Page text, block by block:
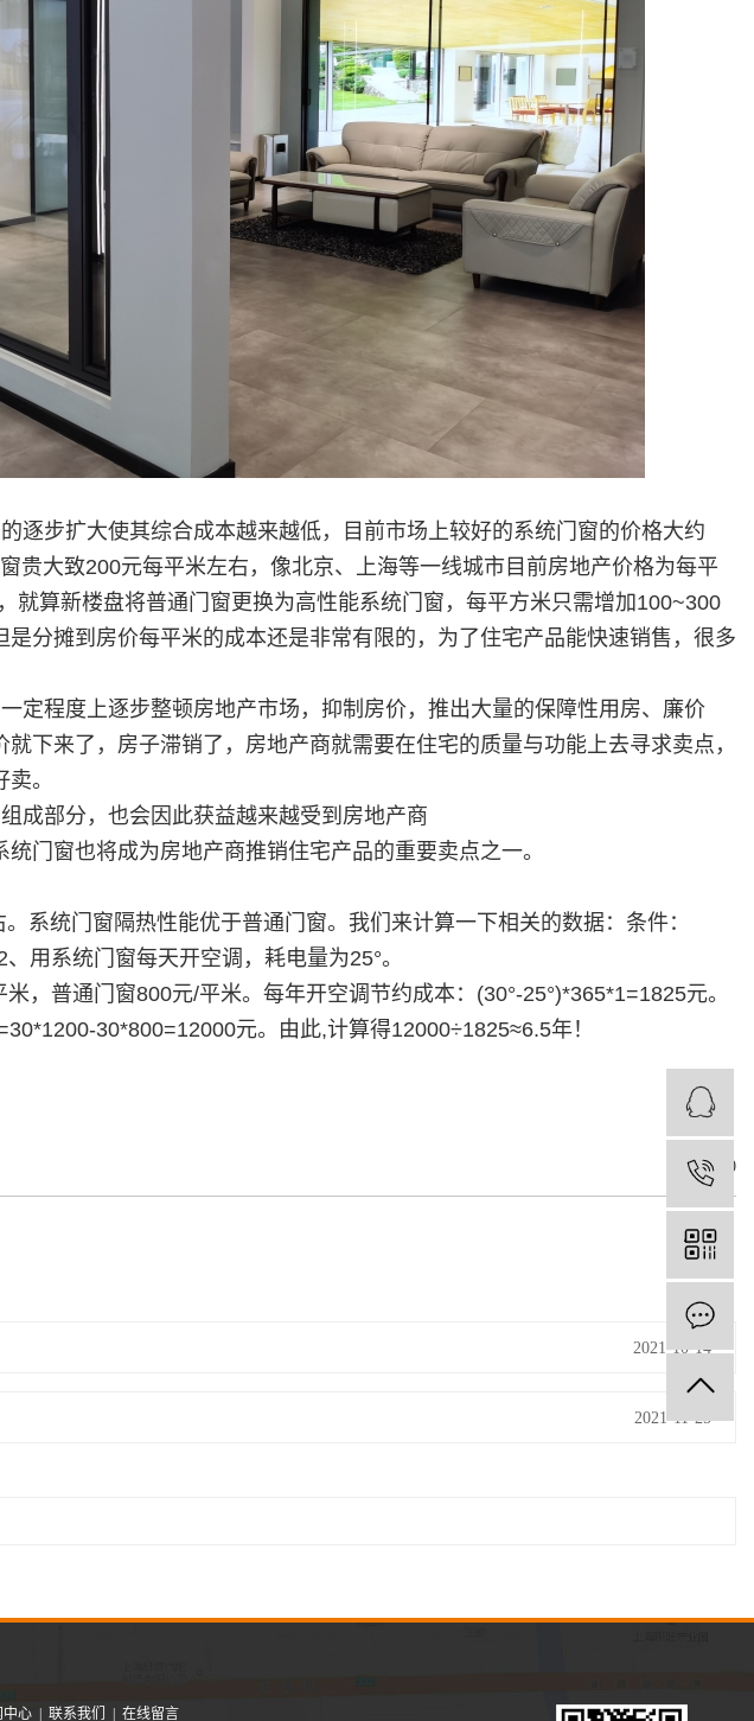
逐步扩大使其综合成本越来越低，目前市场上较好的系统门窗的价格大约
贵大致200元每平米左右，像北京、上海等一线城市目前房地产价格为每平
就算新楼盘将普通门窗更换为高性能系统门窗，每平方米只需增加100~300
分摊到房价每平米的成本还是非常有限的，为了住宅产品能快速销售，很多
定程度上逐步整顿房地产市场，抑制房价，推出大量的保障性用房、廉价
下来了，房子滞销了，房地产商就需要在住宅的质量与功能上去寻求卖点，
。
成部分，也会因此获益越来越受到房地产商
门窗也将成为房地产商推销住宅产品的重要卖点之一。
系统门窗隔热性能优于普通门窗。我们来计算一下相关的数据：条件：
用系统门窗每天开空调，耗电量为25°。
，普通门窗800元/平米。每年开空调节约成本：(30°-25°)*365*1=1825元。
30*800=12000元。由此,计算得12000÷1825≈6.5年！
0
2021-10-14
2021-11-25
中心 联系我们 在线留言